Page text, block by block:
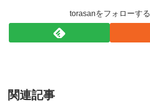
torasanをフォローする
関連記事